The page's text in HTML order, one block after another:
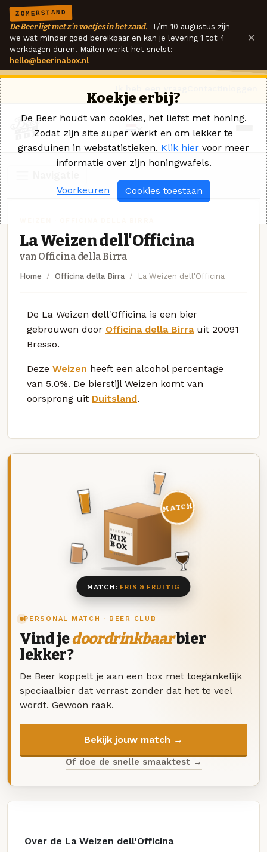
ZOMERSTAND
De Beer ligt met z'n voetjes in het zand. T/m 10 augustus zijn
we wat minder goed bereikbaar en kan je levering 1 tot 4
werkdagen duren. Mailen werkt het snelst:
hello@beerinabox.nl
×
La Weizen dell'Officina
van Officina della Birra
Home Officina della Birra La Weizen dell'Officina
De La Weizen dell'Officina is een bier
gebrouwen door Officina della Birrauit 20091
Bresso.
Deze Weizen heeft een alcohol percentage
van 5.0%. De bierstijl Weizen komt van
oorsprong uit Duitsland.
PERSONAL MATCH · BEER CLUB
Vind jedoordrinkbaarbier
lekker?
De Beer koppelt je aan een box met toegankelijk
speciaalbier dat verrast zonder dat het te veel
wordt. Gewoon raak.
Bekijk jouw match →
Of doe de snelle smaaktest →
DEZE MAAND
MIX
BOX
8 BIEREN
MATCH
MATCH: FRIS & FRUITIG
Over de La Weizen dell'Officina
Koekje erbij?
De Beer houdt van cookies, het liefst met honing.
Zodat zijn site super werkt en om lekker te
grasduinen in webstatistieken. Klik hier voor meer
informatie over zijn honingwafels.
Voorkeuren Cookies toestaan